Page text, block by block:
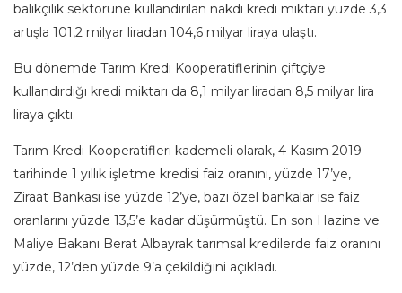
balıkçılık sektörüne kullandırılan nakdi kredi miktarı yüzde 3,3
artışla 101,2 milyar liradan 104,6 milyar liraya ulaştı.
Bu dönemde Tarım Kredi Kooperatiflerinin çiftçiye
kullandırdığı kredi miktarı da 8,1 milyar liradan 8,5 milyar lira
liraya çıktı.
Tarım Kredi Kooperatifleri kademeli olarak, 4 Kasım 2019
tarihinde 1 yıllık işletme kredisi faiz oranını, yüzde 17’ye,
Ziraat Bankası ise yüzde 12’ye, bazı özel bankalar ise faiz
oranlarını yüzde 13,5’e kadar düşürmüştü. En son Hazine ve
Maliye Bakanı Berat Albayrak tarımsal kredilerde faiz oranını
yüzde, 12’den yüzde 9’a çekildiğini açıkladı.